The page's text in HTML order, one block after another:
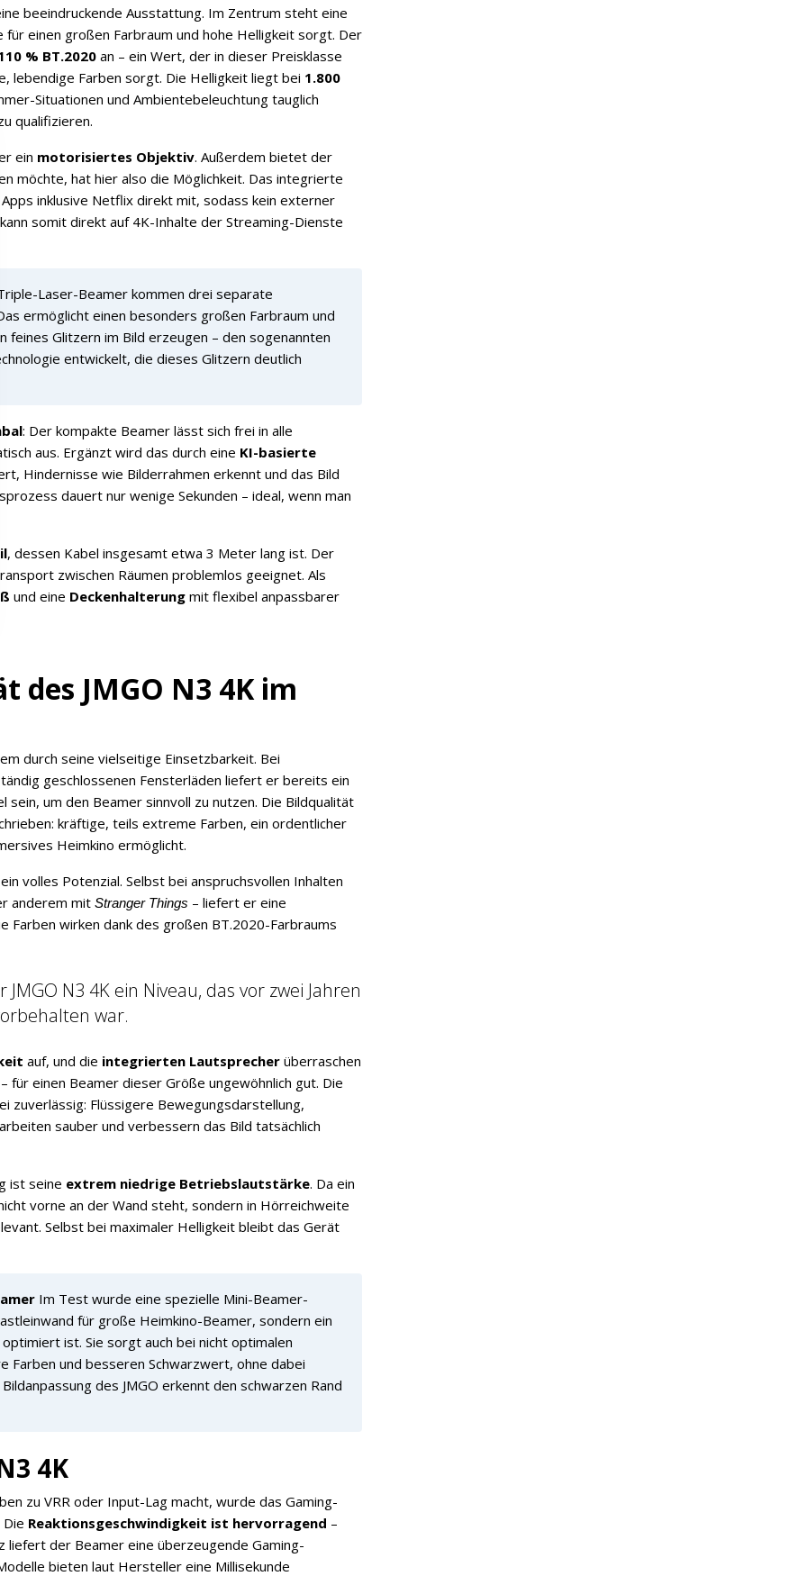
beeindruckende Ausstattung. Im Zentrum steht eine
einen großen Farbraum und hohe Helligkeit sorgt. Der
% BT.2020 an – ein Wert, der in dieser Preisklasse
lebendige Farben sorgt. Die Helligkeit liegt bei 1.800
Situationen und Ambientebeleuchtung tauglich
qualifizieren.
ein motorisiertes Objektiv. Außerdem bietet der
möchte, hat hier also die Möglichkeit. Das integrierte
Apps inklusive Netflix direkt mit, sodass kein externer
somit direkt auf 4K-Inhalte der Streaming-Dienste
Laser-Beamer kommen drei separate
ermöglicht einen besonders großen Farbraum und
feines Glitzern im Bild erzeugen – den sogenannten
entwickelt, die dieses Glitzern deutlich
: Der kompakte Beamer lässt sich frei in alle
aus. Ergänzt wird das durch eine KI-basierte
Hindernisse wie Bilderrahmen erkennt und das Bild
dauert nur wenige Sekunden – ideal, wenn man
, dessen Kabel insgesamt etwa 3 Meter lang ist. Der
zwischen Räumen problemlos geeignet. Als
und eine Deckenhalterung mit flexibel anpassbarer
JMGO N3 4K im
durch seine vielseitige Einsetzbarkeit. Bei
geschlossenen Fensterläden liefert er bereits ein
sein, um den Beamer sinnvoll zu nutzen. Die Bildqualität
kräftige, teils extreme Farben, ein ordentlicher
Heimkino ermöglicht.
volles Potenzial. Selbst bei anspruchsvollen Inhalten
anderem mit Stranger Things – liefert er eine
Farben wirken dank des großen BT.2020-Farbraums
N3 4K ein Niveau, das vor zwei Jahren
war.
auf, und die integrierten Lautsprecher überraschen
einen Beamer dieser Größe ungewöhnlich gut. Die
zuverlässig: Flüssigere Bewegungsdarstellung,
sauber und verbessern das Bild tatsächlich
ist seine extrem niedrige Betriebslautstärke. Da ein
vorne an der Wand steht, sondern in Hörreichweite
Selbst bei maximaler Helligkeit bleibt das Gerät
Im Test wurde eine spezielle Mini-Beamer-
für große Heimkino-Beamer, sondern ein
ist. Sie sorgt auch bei nicht optimalen
und besseren Schwarzwert, ohne dabei
des JMGO erkennt den schwarzen Rand
4K
zu VRR oder Input-Lag macht, wurde das Gaming-
Reaktionsgeschwindigkeit ist hervorragend –
der Beamer eine überzeugende Gaming-
bieten laut Hersteller eine Millisekunde